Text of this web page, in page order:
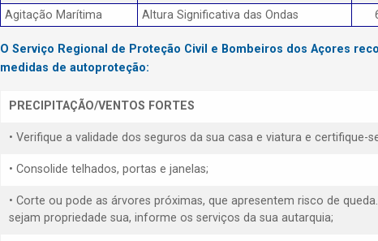
Agitação Marítima
Altura Significativa das Ondas
O Serviço Regional de Proteção Civil e Bombeiros dos Açores
medidas de autoproteção:
PRECIPITAÇÃO/VENTOS FORTES
• Verifique a validade dos seguros da sua casa e viatura e
• Consolide telhados, portas e janelas;
• Corte ou pode as árvores próximas, que apresentem risco de
sejam propriedade sua, informe os serviços da sua autarquia;